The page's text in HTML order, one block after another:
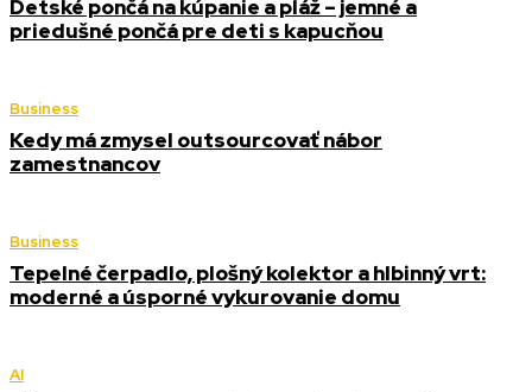
Detské pončá na kúpanie a pláž – jemné a
priedušné pončá pre deti s kapucňou
Business
Kedy má zmysel outsourcovať nábor
zamestnancov
Business
Tepelné čerpadlo, plošný kolektor a hlbinný vrt:
moderné a úsporné vykurovanie domu
AI